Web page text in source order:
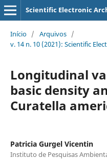
Scientific Electronic
Início / Arquivos /
v. 14 n. 10 (2021): Scientific
Longitudinal
basic density
Curatella
Patricia Gurgel Vicentin
Instituto de Pesquisas